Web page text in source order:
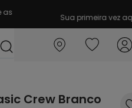
10% OFFem sua 1ª compra
Crew Branco